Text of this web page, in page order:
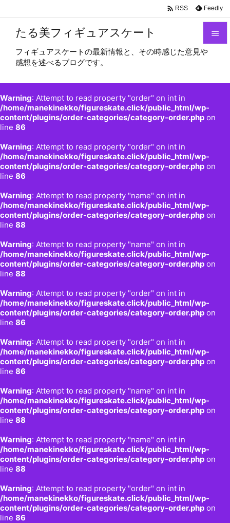
たる美フィギュアスケート
フィギュアスケートの最新情報と、その時感じた意見や
感想を述べるブログです。
Warning: Attempt to read property "order" on int in
/home/manekinekko/figureskate.click/public_html/wp-
content/plugins/order-categories/category-order.php on
line 86
Warning: Attempt to read property "order" on int in
/home/manekinekko/figureskate.click/public_html/wp-
content/plugins/order-categories/category-order.php on
line 86
Warning: Attempt to read property "name" on int in
/home/manekinekko/figureskate.click/public_html/wp-
content/plugins/order-categories/category-order.php on
line 88
Warning: Attempt to read property "name" on int in
/home/manekinekko/figureskate.click/public_html/wp-
content/plugins/order-categories/category-order.php on
line 88
Warning: Attempt to read property "order" on int in
/home/manekinekko/figureskate.click/public_html/wp-
content/plugins/order-categories/category-order.php on
line 86
Warning: Attempt to read property "order" on int in
/home/manekinekko/figureskate.click/public_html/wp-
content/plugins/order-categories/category-order.php on
line 86
Warning: Attempt to read property "name" on int in
/home/manekinekko/figureskate.click/public_html/wp-
content/plugins/order-categories/category-order.php on
line 88
Warning: Attempt to read property "name" on int in
/home/manekinekko/figureskate.click/public_html/wp-
content/plugins/order-categories/category-order.php on
line 88
Warning: Attempt to read property "order" on int in
/home/manekinekko/figureskate.click/public_html/wp-
content/plugins/order-categories/category-order.php on
line 86


前へ

 RSS Feedly